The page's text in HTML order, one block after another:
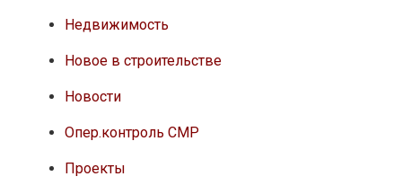
Недвижимость
Новое в строительстве
Новости
Опер.контроль СМР
Проекты